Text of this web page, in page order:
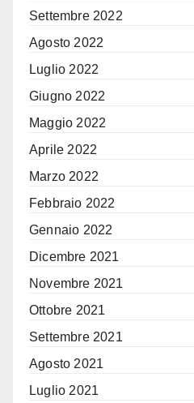
Settembre 2022
Agosto 2022
Luglio 2022
Giugno 2022
Maggio 2022
Aprile 2022
Marzo 2022
Febbraio 2022
Gennaio 2022
Dicembre 2021
Novembre 2021
Ottobre 2021
Settembre 2021
Agosto 2021
Luglio 2021